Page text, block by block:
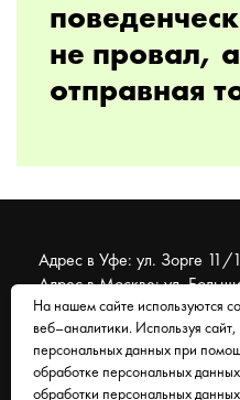
не провал,
отправная
Адрес в Уфе: ул. Зорге
Адрес в Москве: ул.
© 2007 - 2026
сайты. Находимся в
На нашем сайте используются
веб–аналитики. Используя
персональных данных при
обработке персональных
обработки персональных данных